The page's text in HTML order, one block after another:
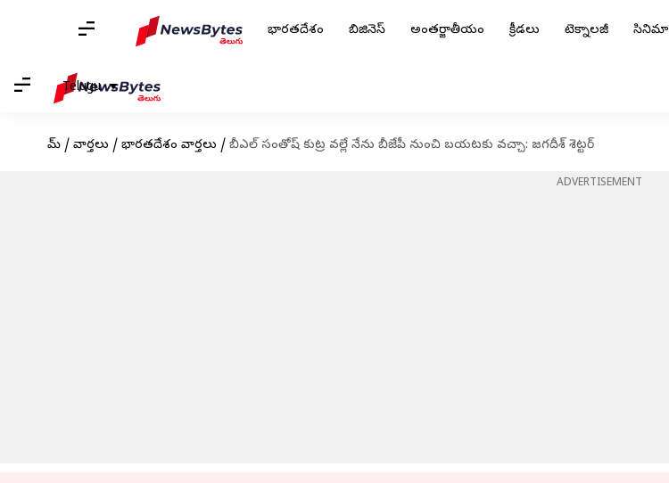
భారతదేశం బిజినెస్ అంతర్జాతీయం క్రీడలు టెక్నాలజీ సినిమా
Telugu
హోమ్ / వార్తలు / భారతదేశం వార్తలు / బీఎల్ సంతోష్ కుట్ర వల్లే నేను బీజేపీ నుంచి బయటకు వచ్చా: జగదీశ్ శెట్టర్
ADVERTISEMENT